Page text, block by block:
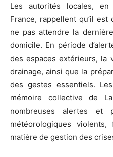
Les autorités locales, en
France, rappellent qu’il
ne pas attendre la
domicile. En période
des espaces extérieurs, la
drainage, ainsi que la
des gestes essentiels.
mémoire collective de
nombreuses alertes et
météorologiques
matière de gestion des